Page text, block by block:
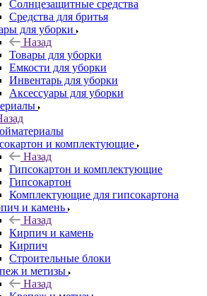
Солнцезащитные средства
Средства для бритья
для уборки
Назад
Товары для уборки
Емкости для уборки
Инвентарь для уборки
Аксессуары для уборки
и комплектующие
Назад
Гипсокартон и комплектующие
Гипсокартон
Комплектующие для гипсокартона
и камень
Назад
Кирпич и камень
Кирпич
Строительные блоки
и метизы
Назад